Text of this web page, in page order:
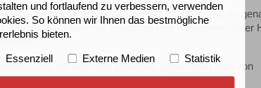
Hypnose genau funktioniert, inklusive der so
unerklärlichen Vorgänge und Reaktionen unter
und sie kann nur zustande gekommen sein von
und fortlaufend zu verbessern, verwenden
So können wir Ihnen das bestmögliche
bieten.
Essenziell Externe Medien Statistik